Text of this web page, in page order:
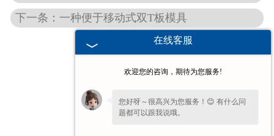
下一条：一种便于移动式双T板模具
在线客服
欢迎您的咨询，期待为您服务!
您好呀～很高兴为您服务！😊 有什么问
题都可以跟我说哦。